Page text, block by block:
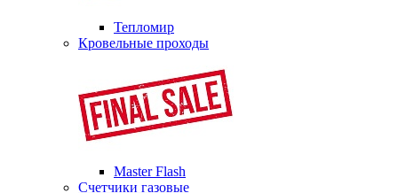
Тепломир
Кровельные проходы
Master Flash
Счетчики газовые